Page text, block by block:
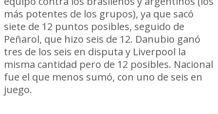
más potentes de los grupos), ya que sacó
siete de 12 puntos posibles, seguido de
Peñarol, que hizo seis de 12. Danubio ganó
tres de los seis en disputa y Liverpool la
misma cantidad pero de 12 posibles. Nacional
fue el que menos sumó, con uno de seis en
juego.